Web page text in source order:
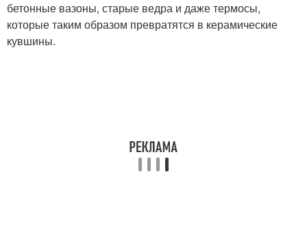
бетонные вазоны, старые ведра и даже термосы,
которые таким образом превратятся в керамические
кувшины.